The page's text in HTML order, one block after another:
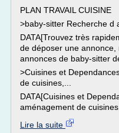
PLAN TRAVAIL CUISINE
>baby-sitter Recherche d
DATA[Trouvez très
de déposer une
annonces de baby-sitter
>Cuisines et
de cuisines,...
DATA[Cuisines et
aménagement de
Lire la suite